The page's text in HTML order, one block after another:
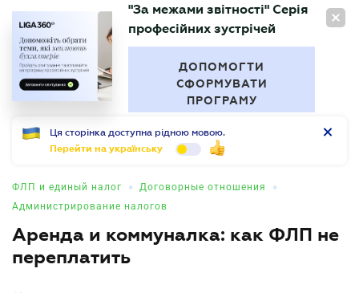
RU
БУХГАЛТЕР
"За межами звітності" Серія
професійних зустрічей
ДОПОМОГТИ
СФОРМУВАТИ
ПРОГРАМУ
Ця сторінка доступна рідною мовою.
Перейти на українську
ФЛП и единый налог • Договорные отношения •
Администрирование налогов
Аренда и коммуналка: как ФЛП не
переплатить